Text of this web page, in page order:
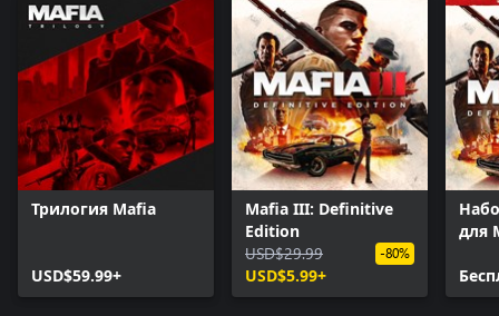
Трилогия Mafia
USD$59.99+
Mafia III: Definitive
Edition
USD$29.99
USD$5.99+
-80%
для